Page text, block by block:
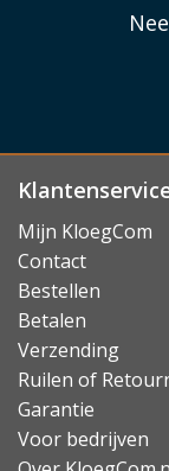
directe impact,
Samsung
Mijn KloegCom
Contact
Bestellen
Betalen
Verzending
Ruilen of
Garantie
Voor bedrijven